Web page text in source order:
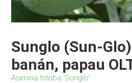
Sunglo (Sun-
banán, papau
Asimina triloba 'Sunglo'